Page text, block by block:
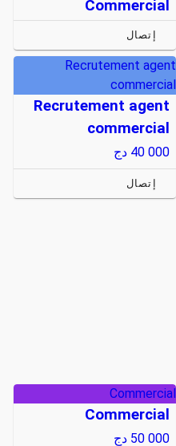
Commercial
إتصال
Recrutement agent
commercial
Recrutement agent
commercial
40 000 دج
إتصال
Commercial
Commercial
50 000 دج